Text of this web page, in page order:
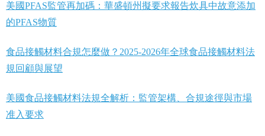
美國PFAS監管再加碼：華盛頓州擬要求報告炊具中故意添加
的PFAS物質
食品接觸材料合規怎麼做？2025-2026年全球食品接觸材料法
規回顧與展望
美國食品接觸材料法規全解析：監管架構、合規途徑與市場
准入要求